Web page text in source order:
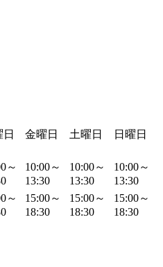
金曜日 土曜日 日曜日
～
10:00～
13:30
10:00～
13:30
10:00～
13:30
～
15:00～
18:30
15:00～
18:30
15:00～
18:30